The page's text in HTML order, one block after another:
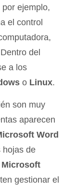
por ejemplo,
el control
del
a los
o Linux.
son muy
aparecen
Word
hojas de
Microsoft
gestionar el